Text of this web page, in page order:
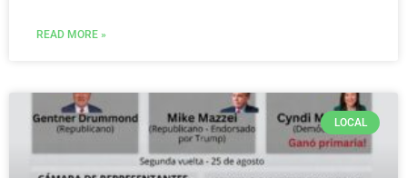
READ MORE »
LOCAL